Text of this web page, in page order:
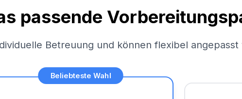
passende
Betreuung und können flexibel angepasst
Beliebteste Wahl